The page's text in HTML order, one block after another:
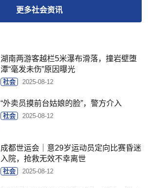
更多社会资讯
湖南两游客越栏5米瀑布滑落，撞岩壁堕
潭“毫发未伤”原因曝光
社会 2025-08-12
“外卖员摸前台姑娘的脸”，警方介入
社会 2025-08-12
成都世运会｜意29岁运动员定向比赛昏迷
入院，抢救无效不幸离世
社会 2025-08-12